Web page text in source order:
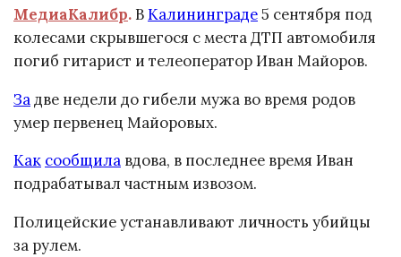
МедиаКалибр.ВКалининграде5 сентября под
колесами скрывшегося с места ДТП автомобиля
погиб гитарист и телеоператор Иван Майоров.
Задве недели до гибели мужа во время родов
умер первенец Майоровых.
Как сообщила вдова, в последнее время Иван
подрабатывал частным извозом.
Полицейские устанавливают личность убийцы
за рулем.